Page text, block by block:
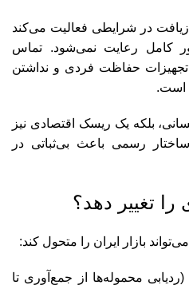
در شرایطی فعالیت می‌کند
کامل رعایت نمی‌شود. تماس
تجهیزات حفاظت فردی و نداشتن
است.
بلکه یک ریسک اقتصادی نیز
رسمی باعث بی‌ثباتی در
را تغییر دهد؟
بازار ایران را متحول کند:
محموله‌ها از جمع‌آوری تا